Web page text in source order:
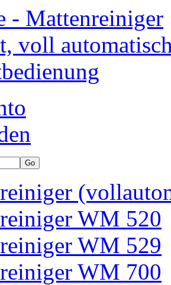
WM 520
WM 529
WM 700